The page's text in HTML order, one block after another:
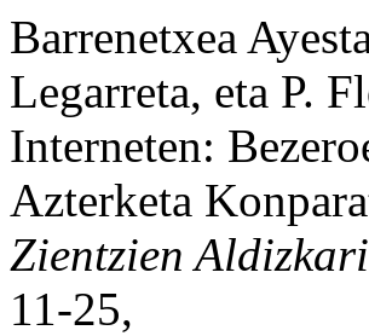
Barrenetxea
Legarreta, eta P.
Interneten:
Azterketa
Zientzien
11-25,